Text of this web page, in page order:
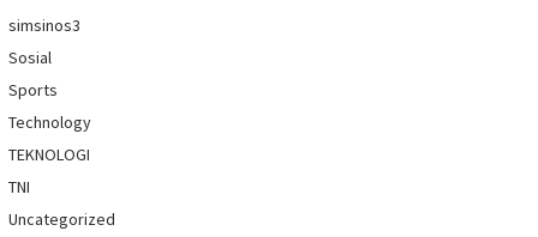
simsinos3
Sosial
Sports
Technology
TEKNOLOGI
TNI
Uncategorized